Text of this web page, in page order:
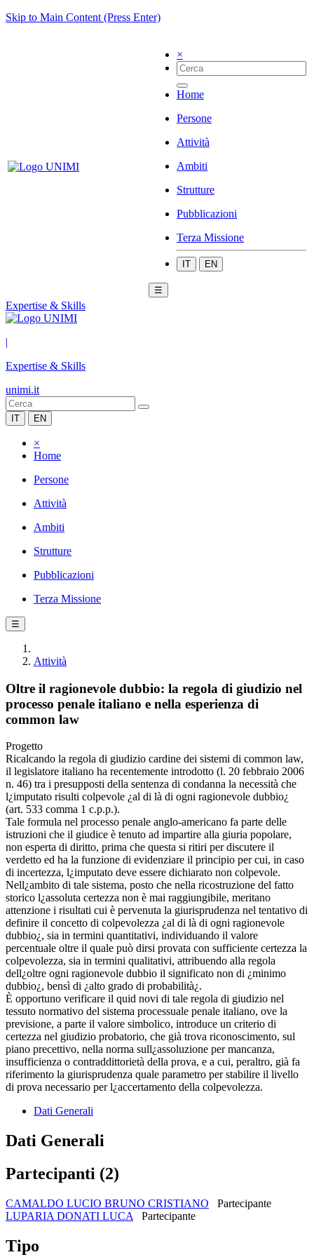
Skip to Main Content (Press Enter)
×
Home
Persone
Attività
Ambiti
Strutture
Pubblicazioni
Terza Missione
IT EN
☰
Expertise & Skills
|
Expertise & Skills
unimi.it
IT EN
×
Home
Persone
Attività
Ambiti
Strutture
Pubblicazioni
Terza Missione
☰
Attività
Oltre il ragionevole dubbio: la regola di giudizio nel
processo penale italiano e nella esperienza di
common law
Progetto
Ricalcando la regola di giudizio cardine dei sistemi di common law,
il legislatore italiano ha recentemente introdotto (l. 20 febbraio 2006
n. 46) tra i presupposti della sentenza di condanna la necessità che
l¿imputato risulti colpevole ¿al di là di ogni ragionevole dubbio¿
(art. 533 comma 1 c.p.p.).
Tale formula nel processo penale anglo-americano fa parte delle
istruzioni che il giudice è tenuto ad impartire alla giuria popolare,
non esperta di diritto, prima che questa si ritiri per discutere il
verdetto ed ha la funzione di evidenziare il principio per cui, in caso
di incertezza, l¿imputato deve essere dichiarato non colpevole.
Nell¿ambito di tale sistema, posto che nella ricostruzione del fatto
storico l¿assoluta certezza non è mai raggiungibile, meritano
attenzione i risultati cui è pervenuta la giurisprudenza nel tentativo di
definire il concetto di colpevolezza ¿al di là di ogni ragionevole
dubbio¿, sia in termini quantitativi, individuando il valore
percentuale oltre il quale può dirsi provata con sufficiente certezza la
colpevolezza, sia in termini qualitativi, attribuendo alla regola
dell¿oltre ogni ragionevole dubbio il significato non di ¿minimo
dubbio¿, bensì di ¿alto grado di probabilità¿.
È opportuno verificare il quid novi di tale regola di giudizio nel
tessuto normativo del sistema processuale penale italiano, ove la
previsione, a parte il valore simbolico, introduce un criterio di
certezza nel giudizio probatorio, che già trova riconoscimento, sul
piano precettivo, nella norma sull¿assoluzione per mancanza,
insufficienza o contraddittorietà della prova, e a cui, peraltro, già fa
riferimento la giurisprudenza quale parametro per stabilire il livello
di prova necessario per l¿accertamento della colpevolezza.
Dati Generali
Dati Generali
Partecipanti (2)
CAMALDO LUCIO BRUNO CRISTIANO
Partecipante
LUPARIA DONATI LUCA
Partecipante
Tipo